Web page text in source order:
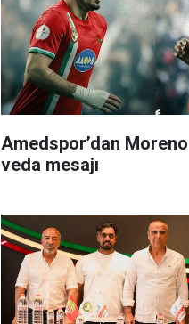
Amedspor’dan
veda mesajı